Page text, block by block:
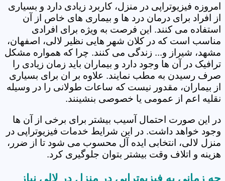
امروزه فیزیوتراپی در منزل، کاربرد زیادی دارد و بسیاری
از افراد برای درمان درد ها و بیماری های خاص از آن
استفاده می کنند. این فرصت به ویژه برای افرادی
مناسب است که در کلان شهر هایی نظیر لالی، اصفهان،
مشهد، شیراز و... زندگی می کنند. چرا که همواره مشکل
ترافیک در آن ها وجود دارد و بیماران باید زمان زیادی را
صرف رسیدن به مطب نمایند. علاوه بر ان برای بسیاری
از بیماران، مقدور نیست که ساعات طولانی را در وسیله
نقلیه اعم از عمومی یا خصوصی بنشینند.
در این صورت احتمال آسیب بیشتر برای برخی از آن ها
وجود خواهد داشت. در این شرایط خدمات فیزیوتراپی در
منزل لالی، انتخابی ایده آل محسوب می شود تا از ضرر،
هزینه و اتلاف وقت بیشتر بتوان جلوگیری کرد.
چه زمانی به فیزیوتراپی در منزل در لالی نیاز